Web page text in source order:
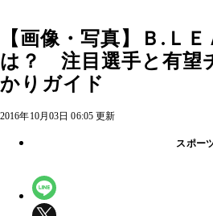
【画像・写真】Ｂ.Ｌ
は？ 注目選手と有望
かりガイド
2016年10月03日 06:05 更新
スポー